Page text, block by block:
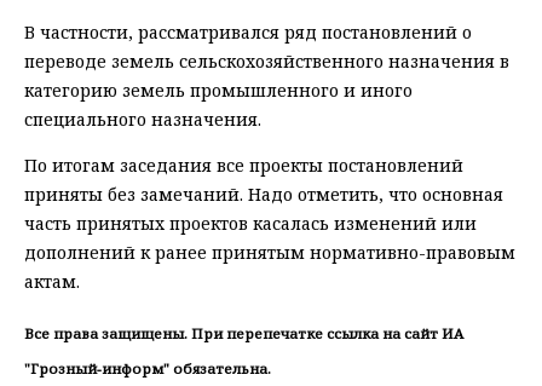
В частности, рассматривался ряд постановлений о
переводе земель сельскохозяйственного назначения в
категорию земель промышленного и иного
специального назначения.
По итогам заседания все проекты постановлений
приняты без замечаний. Надо отметить, что основная
часть принятых проектов касалась изменений или
дополнений к ранее принятым нормативно-правовым
актам.
Все права защищены. При перепечатке ссылка на сайт ИА
"Грозный-информ" обязательна.